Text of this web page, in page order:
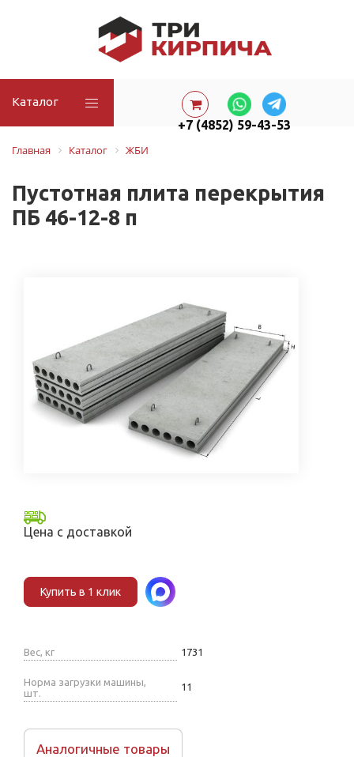
Каталог
+7 (4852) 59-43-53
Главная
Каталог ЖБИ
Пустотная плита перекрытия
ПБ 46-12-8 п
Цена с доставкой
Купить в 1 клик
Вес, кг 1731
Норма загрузки машины,
шт.
11
Аналогичные товары